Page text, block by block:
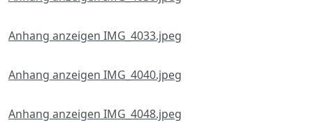
Anhang anzeigen IMG_4033.jpeg
Anhang anzeigen IMG_4040.jpeg
Anhang anzeigen IMG_4048.jpeg